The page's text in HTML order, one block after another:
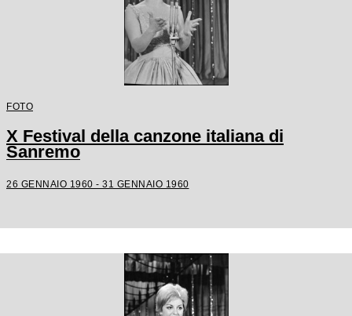
FOTO
X Festival della canzone italiana di
Sanremo
26 GENNAIO 1960 - 31 GENNAIO 1960